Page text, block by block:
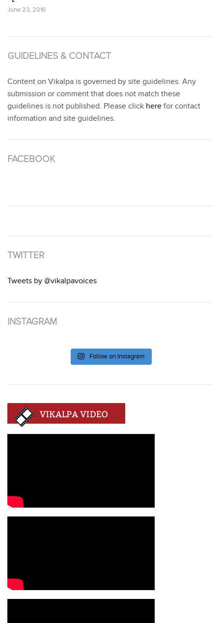
June 23, 2016
GUIDELINES & CONTACT
Content on Vikalpa is governed by site guidelines. Any
submission or comment that does not match these
guidelines is not published. Please click here for contact
information and site guidelines.
FACEBOOK
TWITTER
Tweets by @vikalpavoices
INSTAGRAM
Follow on Instagram